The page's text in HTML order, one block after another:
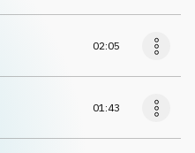
02:05
01:43